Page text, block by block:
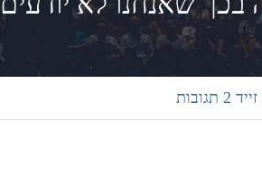
2 תגובות